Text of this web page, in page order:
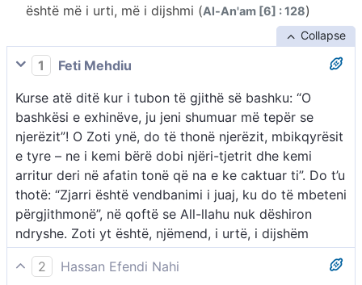
është më i urti, më i dijshmi (Al-An'am [6] : 128)
Collapse
1
Feti Mehdiu
Kurse atë ditë kur i tubon të gjithë së bashku: “O
bashkësi e exhinëve, ju jeni shumuar më tepër se
njerëzit”! O Zoti ynë, do të thonë njerëzit, mbikqyrësit
e tyre – ne i kemi bërë dobi njëri-tjetrit dhe kemi
arritur deri në afatin tonë që na e ke caktuar ti”. Do t’u
thotë: “Zjarri është vendbanimi i juaj, ku do të mbeteni
përgjithmonë”, në qoftë se All-llahu nuk dëshiron
ndryshe. Zoti yt është, njëmend, i urtë, i dijshëm
2 Hassan Efendi Nahi